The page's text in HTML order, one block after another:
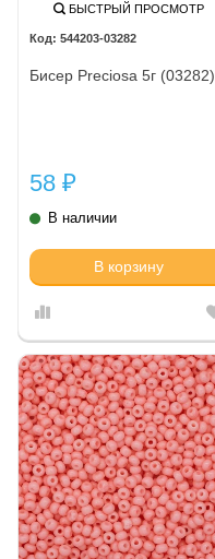
БЫСТРЫЙ ПРОСМОТР
544203-03282
Бисер Preciosa 5г (03282)
58 ₽
В наличии
В корзину